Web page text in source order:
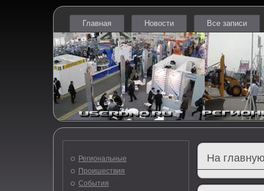
Главная Новости Все записи
Региональные
Проишествия
События
На